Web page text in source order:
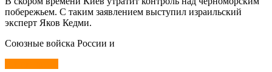
побережьем. С таким заявлением выступил израильский
эксперт Яков Кедми.
Союзные войска России и